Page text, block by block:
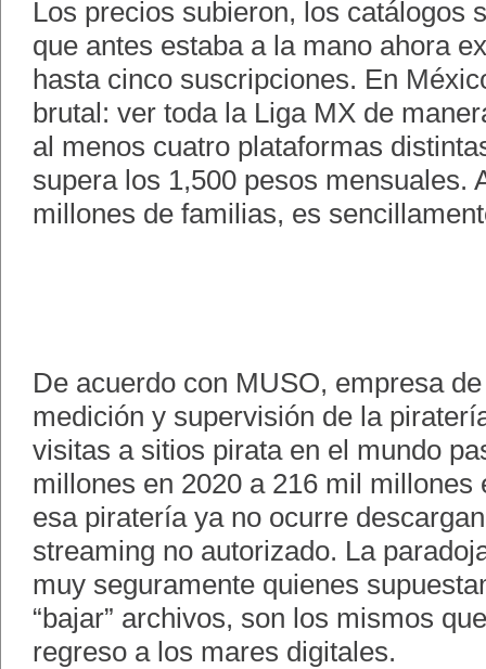
Los precios subieron, los catálogos
que antes estaba a la mano ahora
hasta cinco suscripciones. En
brutal: ver toda la Liga MX de
al menos cuatro plataformas
supera los 1,500 pesos mensuales.
millones de familias, es
De acuerdo con MUSO, empresa
medición y supervisión de la
visitas a sitios pirata en el mundo
millones en 2020 a 216 mil millones
esa piratería ya no ocurre
streaming no autorizado. La
muy seguramente quienes
“bajar” archivos, son los mismos
regreso a los mares digitales.